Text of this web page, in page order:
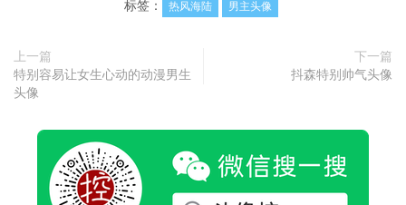
标签： 热风海陆 男主头像
上一篇
特别容易让女生心动的动漫男生
头像
下一篇
抖森特别帅气头像